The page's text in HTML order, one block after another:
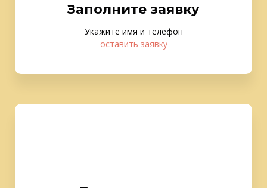
Заполните заявку
Укажите имя и телефон
оставить заявку